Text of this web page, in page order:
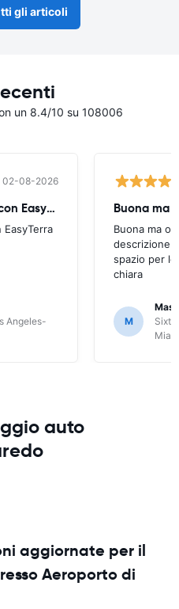
gli articoli
un 8.4/10 su 108006
02-08-2026
Ottimo. Prenoto sempre con EasyTerra
Angeles-
Buona ma
Buona ma
descrizione
spazio per
chiara
M
Sixt
auto
aggiornate per il
Aeroporto di